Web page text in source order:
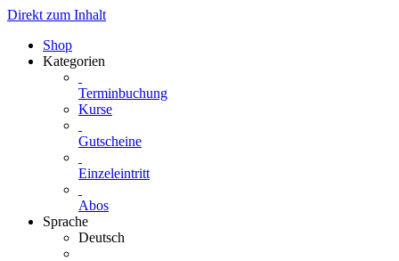
Direkt zum Inhalt
Shop
Kategorien
Terminbuchung
Kurse
Gutscheine
Einzeleintritt
Abos
Sprache
Deutsch